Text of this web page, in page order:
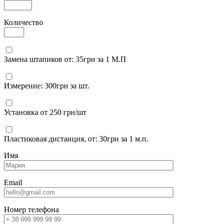
Количество
Замена штапиков от: 35грн за 1 М.П
Измерение: 300грн за шт.
Установка от 250 грн/шт
Пластиковая дистанция, от: 30грн за 1 м.п.
Имя
Email
Номер телефона